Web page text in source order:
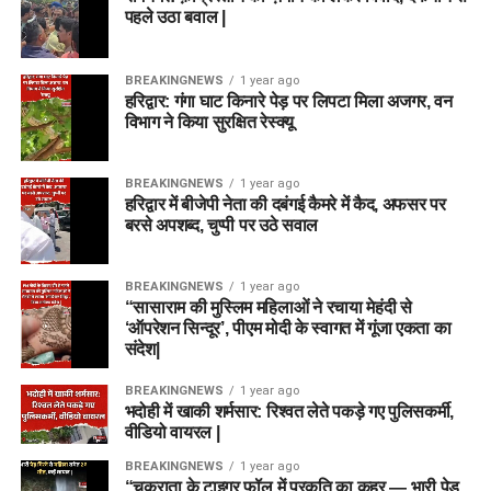
पहले उठा बवाल |
BREAKINGNEWS 1 year ago
हरिद्वार: गंगा घाट किनारे पेड़ पर लिपटा मिला अजगर, वन
विभाग ने किया सुरक्षित रेस्क्यू
BREAKINGNEWS 1 year ago
हरिद्वार में बीजेपी नेता की दबंगई कैमरे में कैद, अफसर पर
बरसे अपशब्द, चुप्पी पर उठे सवाल
BREAKINGNEWS 1 year ago
“सासाराम की मुस्लिम महिलाओं ने रचाया मेहंदी से
‘ऑपरेशन सिन्दूर’, पीएम मोदी के स्वागत में गूंजा एकता का
संदेश|
BREAKINGNEWS 1 year ago
भदोही में खाकी शर्मसार: रिश्वत लेते पकड़े गए पुलिसकर्मी,
वीडियो वायरल |
BREAKINGNEWS 1 year ago